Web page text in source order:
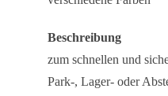
Beschreibung
zum schnellen und
Park-, Lager- oder